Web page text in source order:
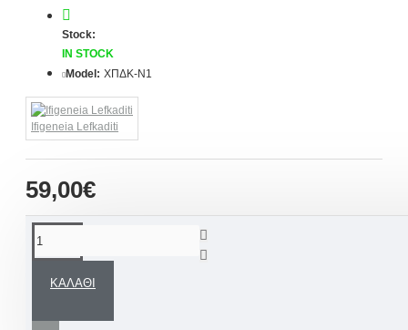
59,00€
Stock:
IN STOCK
Model: ΧΠΔΚ-Ν1
Ifigeneia Lefkaditi
ΚΑΛΆΘΙ